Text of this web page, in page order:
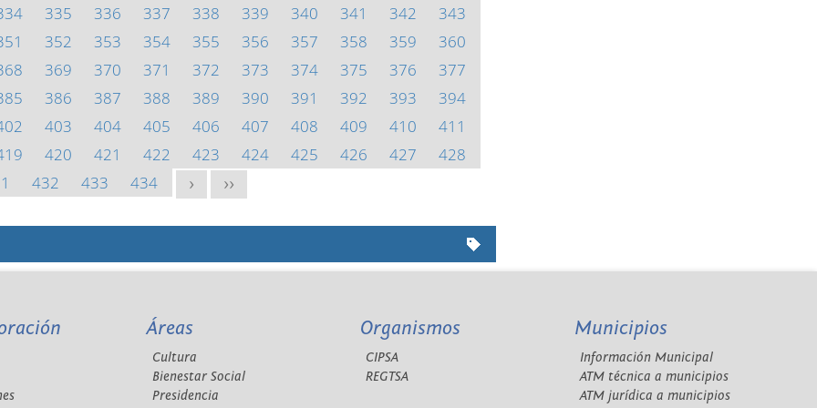
335 336 337 338 339 340 341 342
343
352 353 354 355 356 357 358 359
360
369 370 371 372 373 374 375 376
377
386 387 388 389 390 391 392 393
394
403 404 405 406 407 408 409 410
411
420 421 422 423 424 425 426 427
428
432 433 434 > >>
Áreas
Cultura
Bienestar Social
Presidencia
Organismos
CIPSA
REGTSA
Municipios
Información Municipal
ATM técnica a municipios
ATM jurídica a municipios